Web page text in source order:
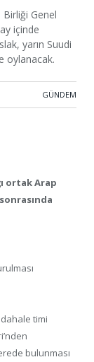
Genel
içinde
yarın Suudi
oylanacak.
GÜNDEM
ortak Arap
timi
bulunması